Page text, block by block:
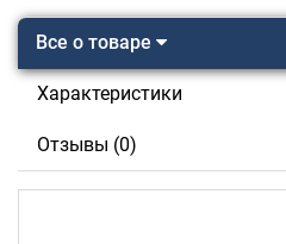
Все о товаре
Характеристики
Отзывы (0)